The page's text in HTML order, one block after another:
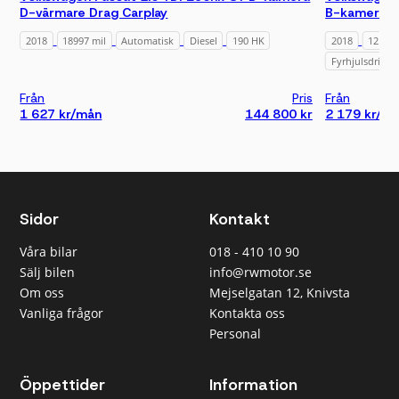
D-värmare Drag Carplay
2018 18997 mil Automatisk Diesel 190 HK
Från
1 627 kr/mån
Pris
144 800 kr
B-kamera
2018
12173
Fyrhjulsdrift
Från
2 179 kr/
Sidor
Våra bilar
Sälj bilen
Om oss
Vanliga frågor
Kontakt
018 - 410 10 90
info@rwmotor.se
Mejselgatan 12, Knivsta
Kontakta oss
Personal
Öppettider Information